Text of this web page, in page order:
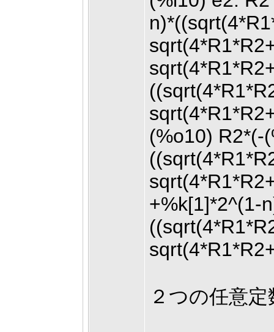
(%o10) R2*(-
+%k[1]*2^(1-
２つの任意